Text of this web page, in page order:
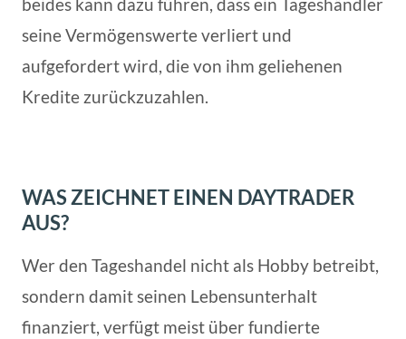
beides kann dazu führen, dass ein Tageshändler
seine Vermögenswerte verliert und
aufgefordert wird, die von ihm geliehenen
Kredite zurückzuzahlen.
WAS ZEICHNET EINEN DAYTRADER
AUS?
Wer den Tageshandel nicht als Hobby betreibt,
sondern damit seinen Lebensunterhalt
finanziert, verfügt meist über fundierte